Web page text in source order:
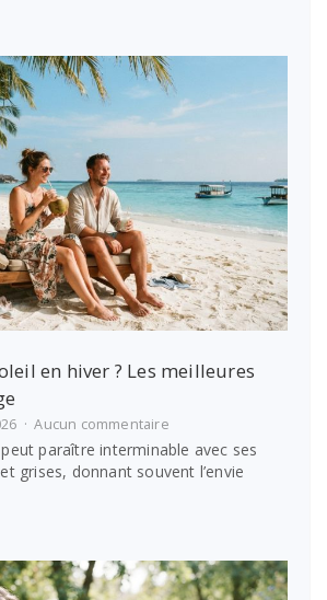
dans
une
villa
privée
en hiver ? Les meilleures
Aucun commentairesur
Où
partir
au
Les
meilleures
peut paraître interminable avec ses
grises, donnant souvent l’envie